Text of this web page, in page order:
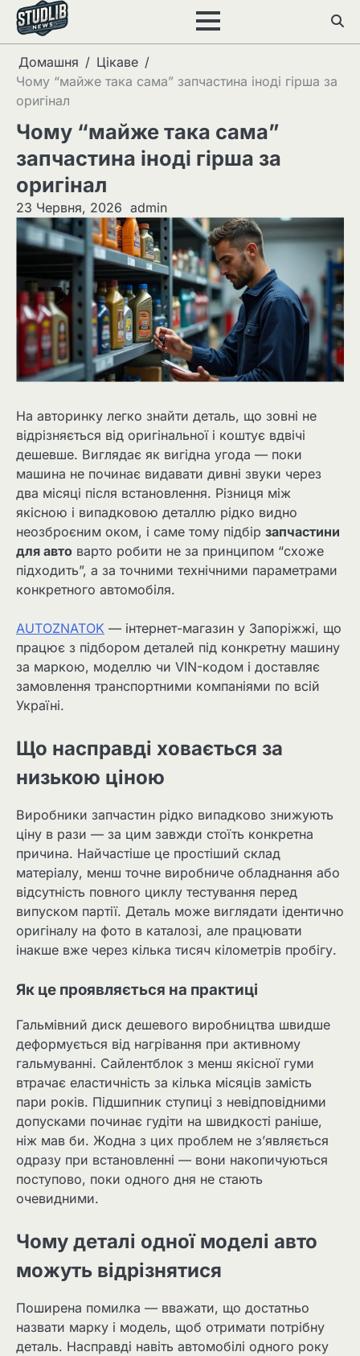
Перейти
вмісту
Домашня
Цікаве
Чому “майже така сама” запчастина іноді гірша за
оригінал
Чому “майже така сама”
запчастина іноді гірша за
оригінал
23 Червня, 2026 admin
На авторинку легко знайти деталь, що зовні не
відрізняється від оригінальної і коштує вдвічі
дешевше. Виглядає як вигідна угода — поки
машина не починає видавати дивні звуки через
два місяці після встановлення. Різниця між
якісною і випадковою деталлю рідко видно
неозброєним оком, і саме тому підбір запчастини
для авто варто робити не за принципом “схоже
підходить”, а за точними технічними параметрами
конкретного автомобіля.
AUTOZNATOK — інтернет-магазин у Запоріжжі, що
працює з підбором деталей під конкретну машину
за маркою, моделлю чи VIN-кодом і доставляє
замовлення транспортними компаніями по всій
Україні.
Що насправді ховається за
низькою ціною
Виробники запчастин рідко випадково знижують
ціну в рази — за цим завжди стоїть конкретна
причина. Найчастіше це простіший склад
матеріалу, менш точне виробниче обладнання або
відсутність повного циклу тестування перед
випуском партії. Деталь може виглядати ідентично
оригіналу на фото в каталозі, але працювати
інакше вже через кілька тисяч кілометрів пробігу.
Як це проявляється на практиці
Гальмівний диск дешевого виробництва швидше
деформується від нагрівання при активному
гальмуванні. Сайлентблок з менш якісної гуми
втрачає еластичність за кілька місяців замість
пари років. Підшипник ступиці з невідповідними
допусками починає гудіти на швидкості раніше,
ніж мав би. Жодна з цих проблем не з’являється
одразу при встановленні — вони накопичуються
поступово, поки одного дня не стають
очевидними.
Чому деталі одної моделі авто
можуть відрізнятися
Поширена помилка — вважати, що достатньо
назвати марку і модель, щоб отримати потрібну
деталь. Насправді навіть автомобілі одного року